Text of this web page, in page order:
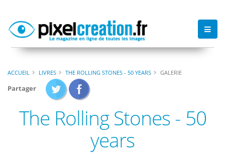
ACCUEIL LIVRES THE ROLLING STONES - 50 YEARS GALERIE
Partager
The Rolling Stones - 50
years